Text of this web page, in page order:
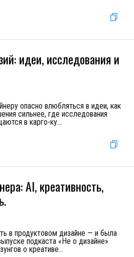
идеи, исследования и
опасно влюбляться в идеи, как
сильнее, где исследования
в карго-ку...
AI, креативность,
в продуктовом дизайне — и была
подкаста «Не о дизайне»
о креативе...